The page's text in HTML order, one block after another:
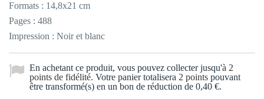
Formats : 14,8x21 cm
Pages : 488
Impression : Noir et blanc
En achetant ce produit, vous pouvez collecter jusqu'à 2
points de fidélité. Votre panier totalisera 2 points pouvant
être transformé(s) en un bon de réduction de 0,40 €.